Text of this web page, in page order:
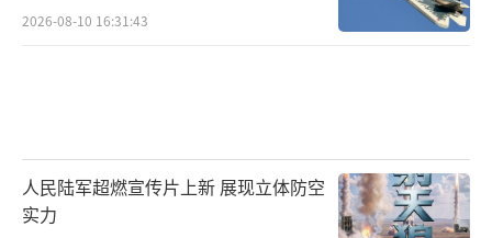
2026-08-10 16:31:43
人民陆军超燃宣传片上新 展现立体防空
实力